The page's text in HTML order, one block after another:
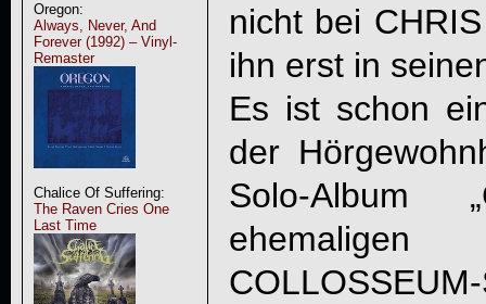
Oregon:
Always, Never, And
Forever (1992) – Vinyl-
Remaster
Chalice Of Suffering:
The Raven Cries One
Last Time
nicht bei
ihn erst in
Es ist schon
der
Solo-Album
ehemaligen